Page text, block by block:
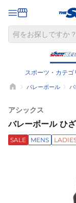
スポーツ・カテゴ
バレーボール バ
アシックス
バレーボール ひ
SALE MENS